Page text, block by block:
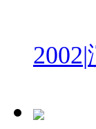
2002|